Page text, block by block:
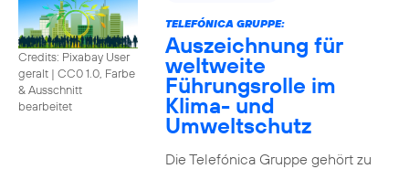
Credits: Pixabay User
geralt | CC0 1.0, Farbe
& Ausschnitt
bearbeitet
TELEFÓNICA GRUPPE:
Auszeichnung für
weltweite
Führungsrolle im
Klima- und
Umweltschutz
Die Telefónica Gruppe gehört zu